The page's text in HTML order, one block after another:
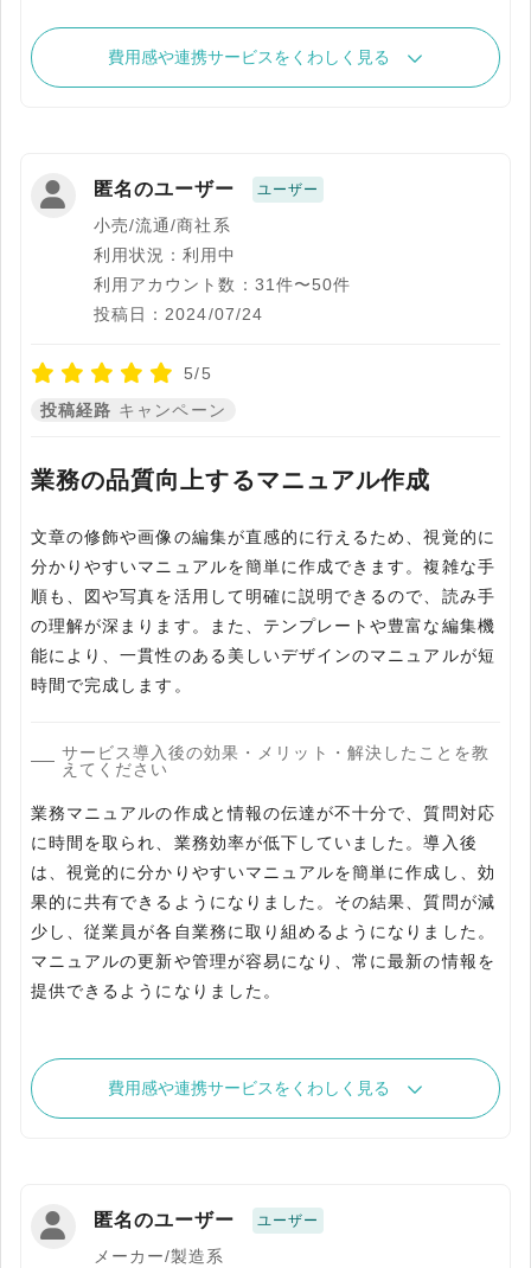
費用感や連携サービスをくわしく見る
匿名のユーザー ユーザー
小売/流通/商社系
利用状況：利用中
利用アカウント数：31件〜50件
投稿日：2024/07/24
5/5
投稿経路 キャンペーン
業務の品質向上するマニュアル作成
文章の修飾や画像の編集が直感的に行えるため、視覚的に
分かりやすいマニュアルを簡単に作成できます。複雑な手
順も、図や写真を活用して明確に説明できるので、読み手
の理解が深まります。また、テンプレートや豊富な編集機
能により、一貫性のある美しいデザインのマニュアルが短
時間で完成します。
サービス導入後の効果・メリット・解決したことを教
えてください
業務マニュアルの作成と情報の伝達が不十分で、質問対応
に時間を取られ、業務効率が低下していました。導入後
は、視覚的に分かりやすいマニュアルを簡単に作成し、効
果的に共有できるようになりました。その結果、質問が減
少し、従業員が各自業務に取り組めるようになりました。
マニュアルの更新や管理が容易になり、常に最新の情報を
提供できるようになりました。
費用感や連携サービスをくわしく見る
匿名のユーザー ユーザー
メーカー/製造系